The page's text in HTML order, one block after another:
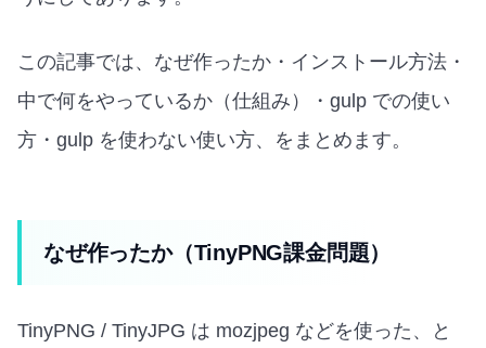
この記事では、なぜ作ったか・インストール方法・
中で何をやっているか（仕組み）・gulp での使い
方・gulp を使わない使い方、をまとめます。
なぜ作ったか（TinyPNG課金問題）
TinyPNG / TinyJPG は mozjpeg などを使った、と